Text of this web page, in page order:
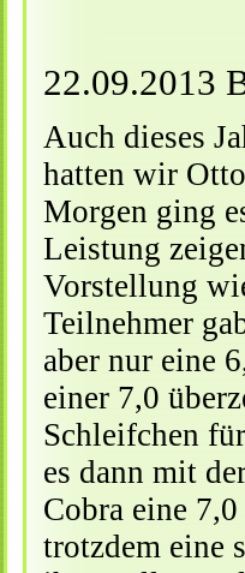
22.09.2013
Auch dieses
hatten wir
Morgen ging
Leistung
Vorstellung
Teilnehmer
aber nur eine
einer 7,0
Schleifchen
es dann mit
Cobra eine
trotzdem eine